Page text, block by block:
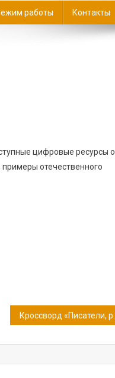
работы Контакты
цифровые ресурсы о
отечественного